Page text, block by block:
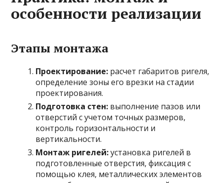
особенности реализации
Этапы монтажа
Проектирование: расчет габаритов ригеля,
определение зоны его врезки на стадии
проектирования.
Подготовка стен: выполнение пазов или
отверстий с учетом точных размеров,
контроль горизонтальности и
вертикальности.
Монтаж ригелей:установка ригелей в
подготовленные отверстия, фиксация с
помощью клея, металлических элементов